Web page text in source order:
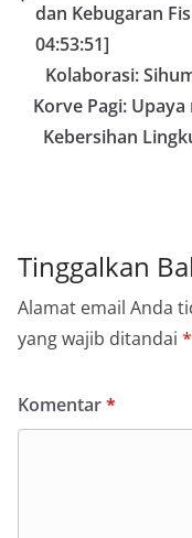
dan Kebugaran
04:53:51]
Kolaborasi:
Korve Pagi:
Kebersihan
Tinggalkan
Alamat email Anda
yang wajib ditandai *
Komentar*